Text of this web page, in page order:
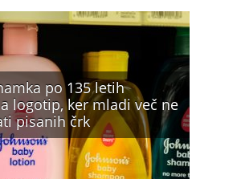
po 135 letih
logotip, ker mladi več ne
pisanih črk